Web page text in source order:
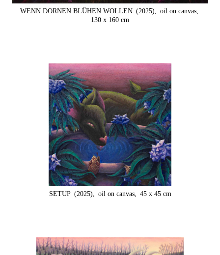
WENN DORNEN BLÜHEN WOLLEN (2025),
oil on canvas,
130 x 160 cm
SETUP (2025), oil on canvas, 45 x 45 cm